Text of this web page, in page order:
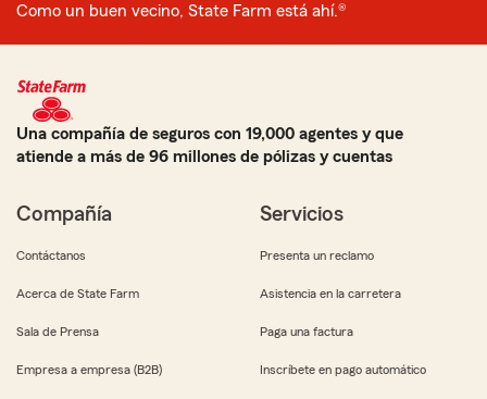
Como un buen vecino, State Farm está ahí.®
Una compañía de seguros con 19,000 agentes y que
atiende a más de 96 millones de pólizas y cuentas
Compañía
Contáctanos
Acerca de State Farm
Sala de Prensa
Empresa a empresa (B2B)
Servicios
Presenta un reclamo
Asistencia en la carretera
Paga una factura
Inscríbete en pago automático